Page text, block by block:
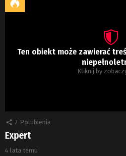
Ten obiekt może zawierać
Kliknij by
7 Polubienia
Expert
4 lata temu